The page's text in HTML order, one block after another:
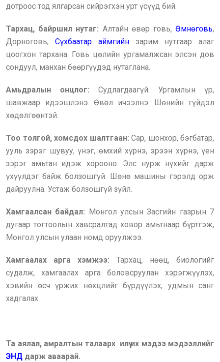
дотроос тод ялгарсан сийрэгхэн урт үсүүд бий.
Тархац, байршил нутаг: Алтайн өвөр говь, Өмнөговь,
Дорноговь, Сүхбаатар аймгийн зарим нутгаар алаг
цоогхон тархана. Говь цөлийн ургамалжсан элсэн дов
сондуул, манхан бөөргүүдэд нутаглана.
Амьдралын онцлог: Судлагдаагүй. Ургамлын үр,
шавжаар идээшлэнэ. Өвөл ичээлнэ. Шөнийн гүйдэл
хөдөлгөөнтэй.
Тоо толгой, хомсдох шалтгаан: Сар, шонхор, бэгбатар,
ууль зэрэг шувуу, үнэг, өмхий хүрнэ, эрээн хүрнэ, үен
зэрэг амьтан идэж хорооно. Элс нурж нүхийг дарж
үхүүлдэг байж болзошгүй. Шөнө машины гэрэлд орж
дайруулна. Устаж болзошгүй зүйл.
Хамгаалсан байдал: Монгол улсын Засгийн газрын 7
дугаар тогтоолын хавсралтад ховор амьтнаар бүртгэж,
Монгол улсын улаан номд оруулжээ.
Хамгаалах арга хэмжээ: Тархац, нөөц, биологийг
судалж, хамгаалах арга боловсруулан хэрэгжүүлэх,
хэвийн өсч үржих нөхцлийг бүрдүүлэх, удмын санг
хадгалах.
Та аялал, амралтын талаарх илүү их мэдээ мэдээллийг
ЭНД дарж аваарай.